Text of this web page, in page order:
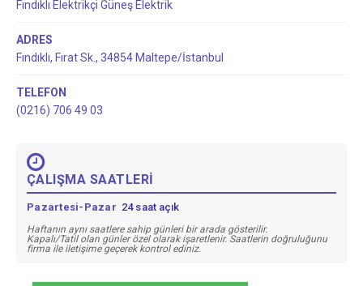
Fındıklı Elektrikçi Güneş Elektrik
ADRES
Fındıklı, Fırat Sk., 34854 Maltepe/İstanbul
TELEFON
(0216) 706 49 03
ÇALIŞMA SAATLERİ
Pazartesi-Pazar 24 saat açık
Haftanın aynı saatlere sahip günleri bir arada gösterilir.
Kapalı/Tatil olan günler özel olarak işaretlenir. Saatlerin doğruluğunu
firma ile iletişime geçerek kontrol ediniz.